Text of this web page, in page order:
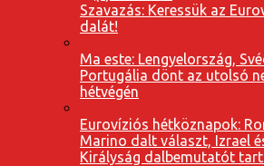
Szavazás: Keressük az
dalát!
Ma este: Lengyelország,
Portugália dönt az utolsó
hétvégén
Eurovíziós hétköznapok:
Marino dalt választ, Izrael
Királyság dalbemutatót